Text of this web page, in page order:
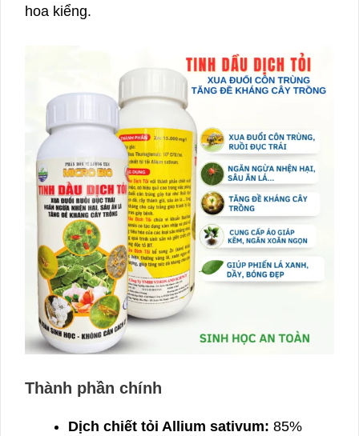
hoa kiểng.
Thành phần chính
Dịch chiết tỏi Allium sativum: 85%